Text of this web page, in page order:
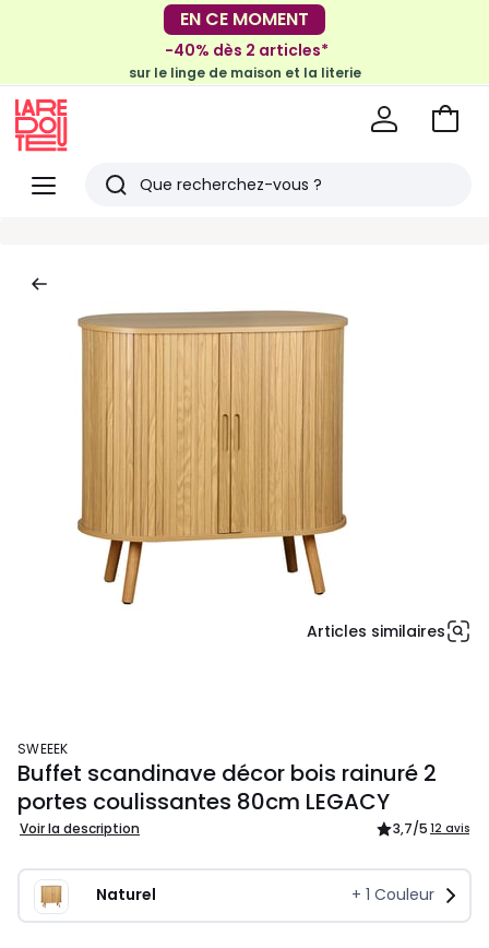
-30€ tous les 100€*
sur le meuble & la déco
EN CE MOMENT
-40% dès 2 articles*
sur le linge de maison et la literie
Menu
Redoute
Rechercher
Voir
Articles similaires
SWEEEK
Buffet scandinave décor bois rainuré 2
portes coulissantes 80cm LEGACY
Voir la description 3,7/5 12 avis
Naturel + 1 Couleur